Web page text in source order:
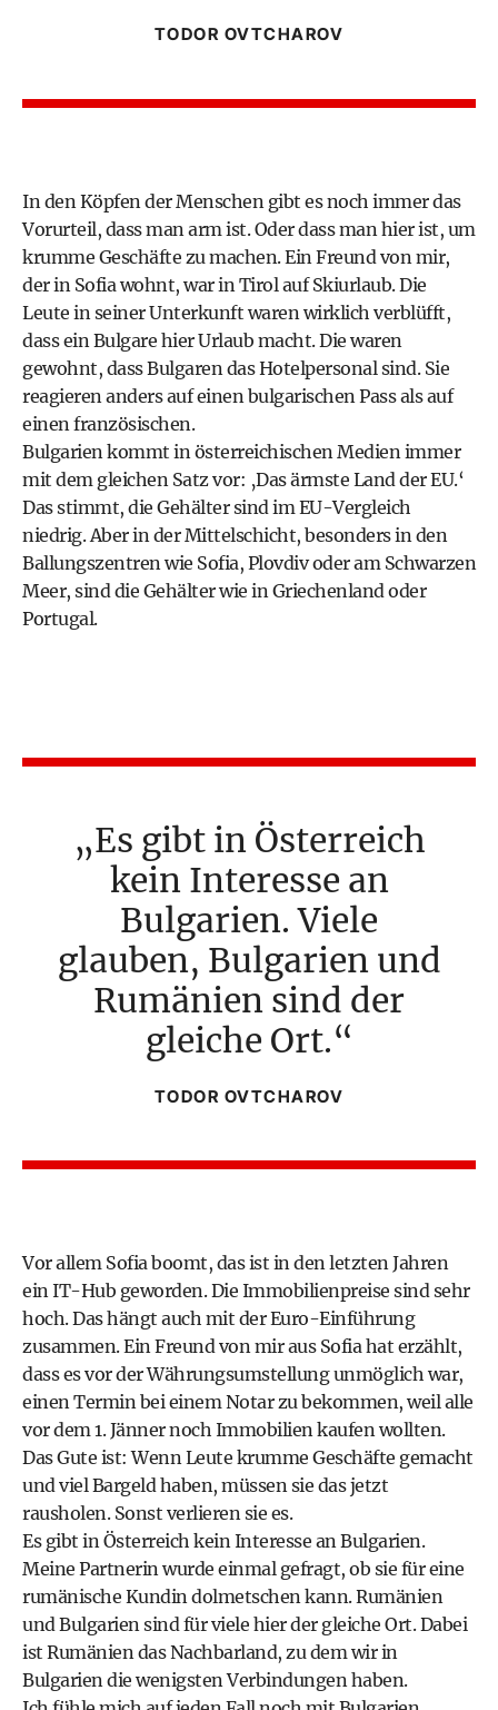
TODOR OVTCHAROV
In den Köpfen der Menschen gibt es noch immer das
Vorurteil, dass man arm ist. Oder dass man hier ist, um
krumme Geschäfte zu machen. Ein Freund von mir,
der in Sofia wohnt, war in Tirol auf Skiurlaub. Die
Leute in seiner Unterkunft waren wirklich verblüfft,
dass ein Bulgare hier Urlaub macht. Die waren
gewohnt, dass Bulgaren das Hotelpersonal sind. Sie
reagieren anders auf einen bulgarischen Pass als auf
einen französischen.
Bulgarien kommt in österreichischen Medien immer
mit dem gleichen Satz vor: ‚Das ärmste Land der EU.‘
Das stimmt, die Gehälter sind im EU-Vergleich
niedrig. Aber in der Mittelschicht, besonders in den
Ballungszentren wie Sofia, Plovdiv oder am Schwarzen
Meer, sind die Gehälter wie in Griechenland oder
Portugal.
Es gibt in Österreich
kein Interesse an
Bulgarien. Viele
glauben, Bulgarien und
Rumänien sind der
gleiche Ort.
TODOR OVTCHAROV
Vor allem Sofia boomt, das ist in den letzten Jahren
ein IT-Hub geworden. Die Immobilienpreise sind sehr
hoch. Das hängt auch mit der Euro-Einführung
zusammen. Ein Freund von mir aus Sofia hat erzählt,
dass es vor der Währungsumstellung unmöglich war,
einen Termin bei einem Notar zu bekommen, weil alle
vor dem 1. Jänner noch Immobilien kaufen wollten.
Das Gute ist: Wenn Leute krumme Geschäfte gemacht
und viel Bargeld haben, müssen sie das jetzt
rausholen. Sonst verlieren sie es.
Es gibt in Österreich kein Interesse an Bulgarien.
Meine Partnerin wurde einmal gefragt, ob sie für eine
rumänische Kundin dolmetschen kann. Rumänien
und Bulgarien sind für viele hier der gleiche Ort. Dabei
ist Rumänien das Nachbarland, zu dem wir in
Bulgarien die wenigsten Verbindungen haben.